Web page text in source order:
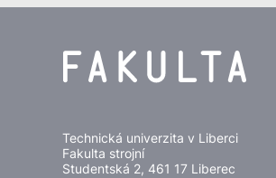
Technická univerzita v Liberci
Fakulta strojní
Studentská 2, 461 17 Liberec